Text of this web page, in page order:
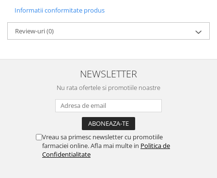
Informatii conformitate produs
Review-uri(0)
NEWSLETTER
Nu rata ofertele si promotiile noastre
Vreau sa primesc newsletter cu promotiile
farmaciei online. Afla mai multe in Politica de
Confidentialitate